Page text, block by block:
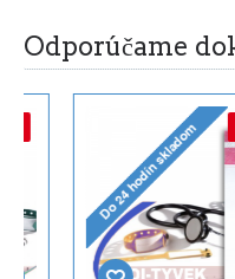
Odporúčame
Nové